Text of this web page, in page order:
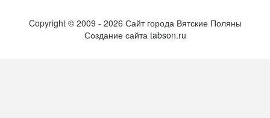
Copyright © 2009 - 2026 Сайт города Вятские Поляны
Создание сайта tabson.ru